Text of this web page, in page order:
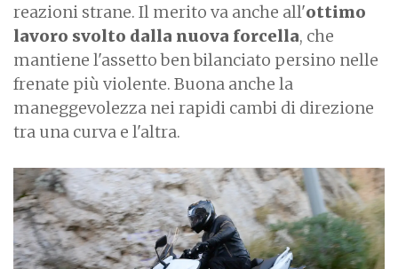
reazioni strane. Il merito va anche all'ottimo
lavoro svolto dalla nuova forcella, che
mantiene l'assetto ben bilanciato persino nelle
frenate più violente. Buona anche la
maneggevolezza nei rapidi cambi di direzione
tra una curva e l'altra.